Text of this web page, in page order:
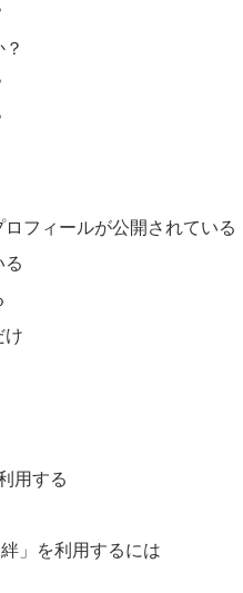
フィールが公開されている
る
け
用する
」を利用するには